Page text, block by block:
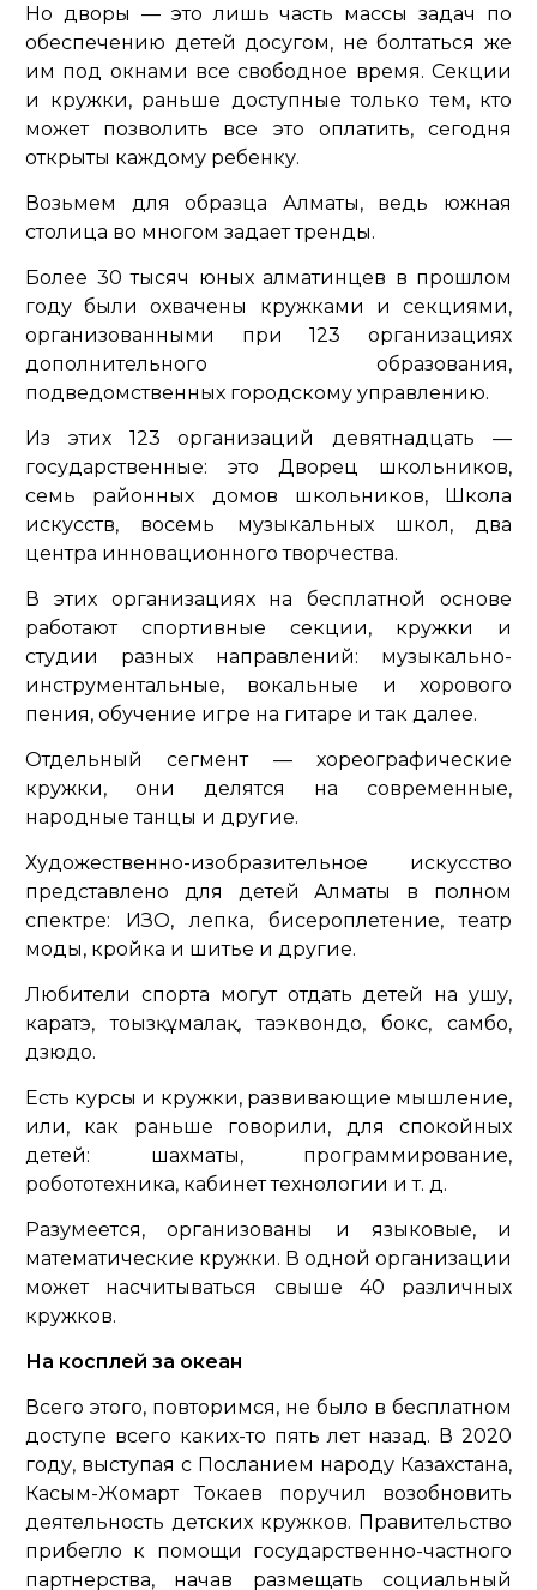
Но дворы — это лишь часть массы задач по
обеспечению детей досугом, не болтаться же
им под окнами все свободное время. Секции
и кружки, раньше доступные только тем, кто
может позволить все это оплатить, сегодня
открыты каждому ребенку.
Возьмем для образца Алматы, ведь южная
столица во многом задает тренды.
Более 30 тысяч юных алматинцев в прошлом
году были охвачены кружками и секциями,
организованными при 123 организациях
дополнительного образования,
подведомственных городскому управлению.
Из этих 123 организаций девятнадцать —
государственные: это Дворец школьников,
семь районных домов школьников, Школа
искусств, восемь музыкальных школ, два
центра инновационного творчества.
В этих организациях на бесплатной основе
работают спортивные секции, кружки и
студии разных направлений: музыкально-
инструментальные, вокальные и хорового
пения, обучение игре на гитаре и так далее.
Отдельный сегмент — хореографические
кружки, они делятся на современные,
народные танцы и другие.
Художественно-изобразительное искусство
представлено для детей Алматы в полном
спектре: ИЗО, лепка, бисероплетение, театр
моды, кройка и шитье и другие.
Любители спорта могут отдать детей на ушу,
каратэ, тоғызқұмалақ, таэквондо, бокс, самбо,
дзюдо.
Есть курсы и кружки, развивающие мышление,
или, как раньше говорили, для спокойных
детей: шахматы, программирование,
робототехника, кабинет технологии и т. д.
Разумеется, организованы и языковые, и
математические кружки. В одной организации
может насчитываться свыше 40 различных
кружков.
На косплей за океан
Всего этого, повторимся, не было в бесплатном
доступе всего каких-то пять лет назад. В 2020
году, выступая с Посланием народу Казахстана,
Касым-Жомарт Токаев поручил возобновить
деятельность детских кружков. Правительство
прибегло к помощи государственно-частного
партнерства, начав размещать социальный